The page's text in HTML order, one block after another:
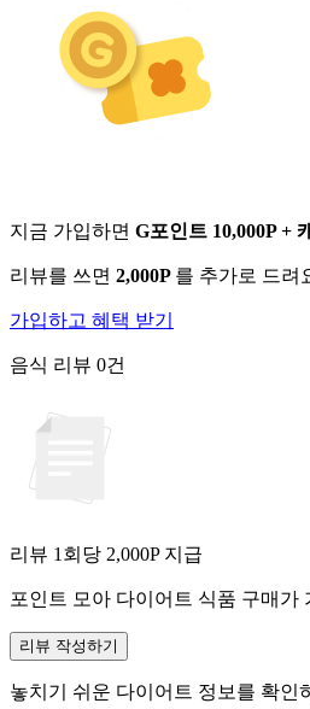
지금 가입하면 G포인트 10,000P +
리뷰를 쓰면 2,000P 를 추가로 드려
가입하고 혜택 받기
음식 리뷰 0건
리뷰 1회당 2,000P 지급
포인트 모아 다이어트 식품 구매가
리뷰 작성하기
놓치기 쉬운 다이어트 정보를 확인